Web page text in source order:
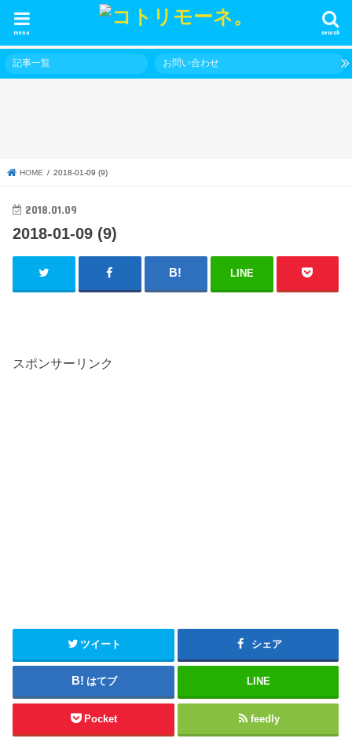
search
menu
記事一覧 お問い合わせ
HOME 2018-01-09 (9)
2018.01.09
2018-01-09 (9)
LINE
スポンサーリンク
ツイート シェア
はてブ LINE
Pocket feedly